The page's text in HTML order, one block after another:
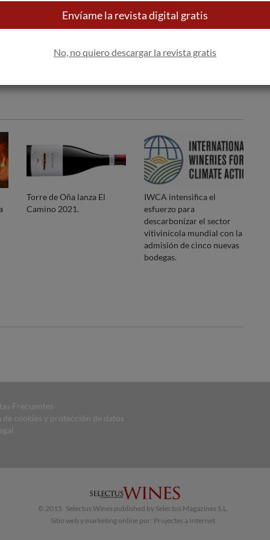
Apúntame
100% seguro. Nunca te enviaremos
Torre de Oña lanza El
Camino 2021.
IWCA intensifica el
esfuerzo para
descarbonizar el sector
vitivinícola mundial con la
admisión de cinco nuevas
bodegas.
Frecuentes
de cookies y protección de datos
© 2015 Selectus Wines published by Selectus Magazines S.L.
Sitio web y marketing online por: Projectes a Internet
Envíame la revista digital gratis
No, no quiero descargar la revista gratis